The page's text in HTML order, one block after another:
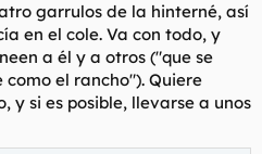
garrulos de la hinterné, así
en el cole. Va con todo, y
a él y a otros ("que se
el rancho"). Quiere
y si es posible, llevarse a unos